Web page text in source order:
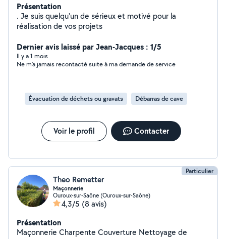
Présentation
. Je suis quelqu'un de sérieux et motivé pour la
réalisation de vos projets
Dernier avis laissé par Jean-Jacques : 1/5
Il y a 1 mois
Ne m'a jamais recontacté suite à ma demande de service
Évacuation de déchets ou gravats Débarras de cave
Voir le profil Contacter
Particulier
Theo Remetter
Maçonnerie
Ouroux-sur-Saône (Ouroux-sur-Saône)
4,3/5 (8 avis)
Présentation
Maçonnerie Charpente Couverture Nettoyage de